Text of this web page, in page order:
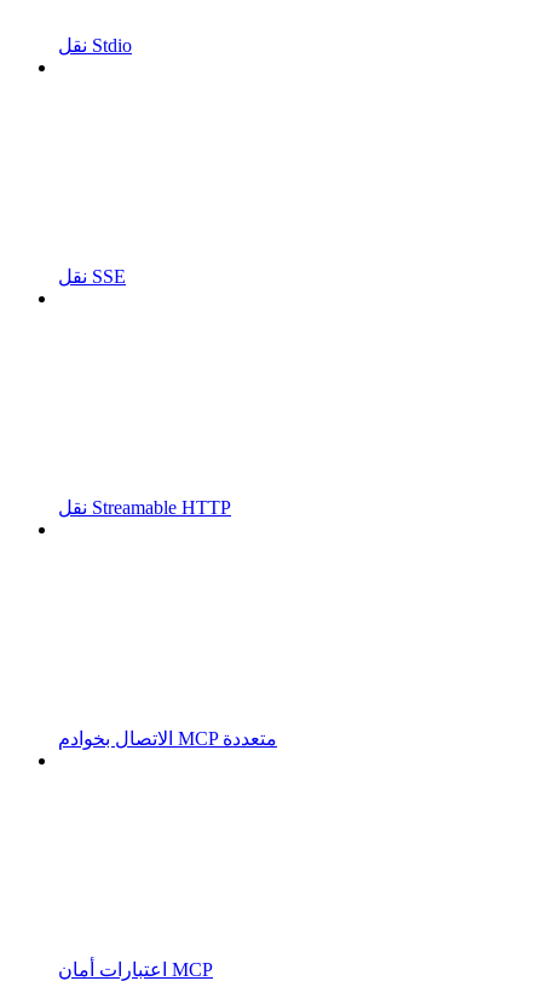
نقل Stdio
نقل SSE
نقل Streamable HTTP
الاتصال بخوادم MCP متعددة
اعتبارات أمان MCP